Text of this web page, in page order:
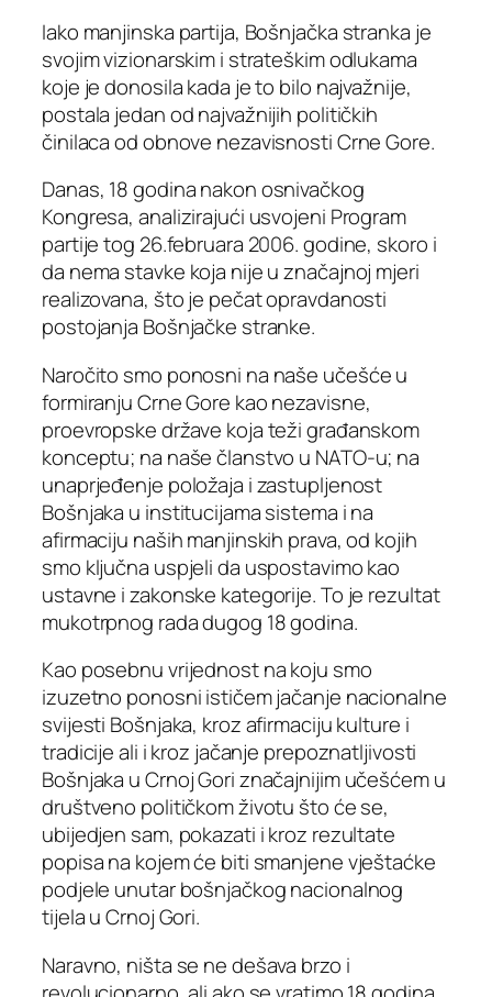
Iako manjinska partija, Bošnjačka stranka je
svojim vizionarskim i strateškim odlukama
koje je donosila kada je to bilo najvažnije,
postala jedan od najvažnijih političkih
činilaca od obnove nezavisnosti Crne Gore.
Danas, 18 godina nakon osnivačkog
Kongresa, analizirajući usvojeni Program
partije tog 26.februara 2006. godine, skoro i
da nema stavke koja nije u značajnoj mjeri
realizovana, što je pečat opravdanosti
postojanja Bošnjačke stranke.
Naročito smo ponosni na naše učešće u
formiranju Crne Gore kao nezavisne,
proevropske države koja teži građanskom
konceptu; na naše članstvo u NATO-u; na
unaprjeđenje položaja i zastupljenost
Bošnjaka u institucijama sistema i na
afirmaciju naših manjinskih prava, od kojih
smo ključna uspjeli da uspostavimo kao
ustavne i zakonske kategorije. To je rezultat
mukotrpnog rada dugog 18 godina.
Kao posebnu vrijednost na koju smo
izuzetno ponosni ističem jačanje nacionalne
svijesti Bošnjaka, kroz afirmaciju kulture i
tradicije ali i kroz jačanje prepoznatljivosti
Bošnjaka u Crnoj Gori značajnijim učešćem u
društveno političkom životu što će se,
ubijedjen sam, pokazati i kroz rezultate
popisa na kojem će biti smanjene vještaćke
podjele unutar bošnjačkog nacionalnog
tijela u Crnoj Gori.
Naravno, ništa se ne dešava brzo i